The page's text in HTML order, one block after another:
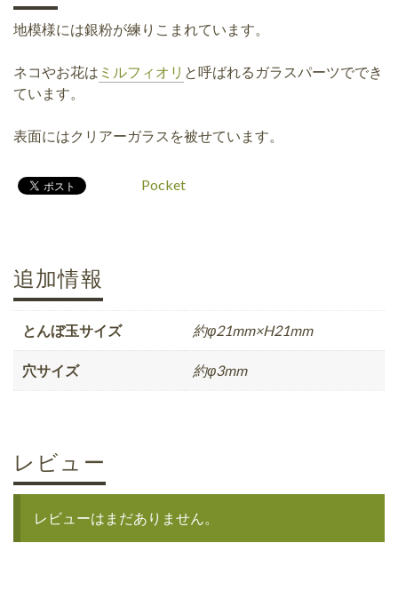
地模様には銀粉が練りこまれています。
ネコやお花は ミルフィオリ と呼ばれるガラスパーツででき
ています。
表面にはクリアーガラスを被せています。
Pocket
追加情報
とんぼ玉サイズ 約φ21mm×H21mm
穴サイズ 約φ3mm
レビュー
レビューはまだありません。